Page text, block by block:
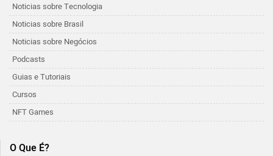
Noticias sobre Tecnologia
Noticias sobre Brasil
Noticias sobre Negócios
Podcasts
Guias e Tutoriais
Cursos
NFT Games
O Que É?